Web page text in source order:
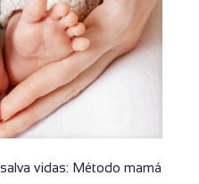
vidas: Método mamá